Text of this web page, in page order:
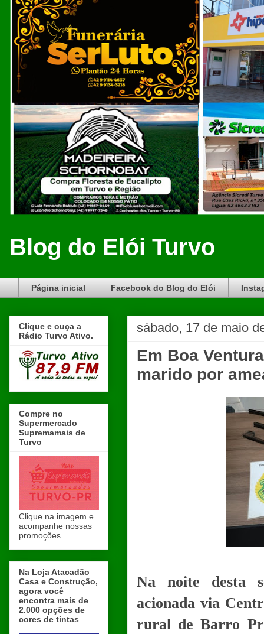
Blog do Elói Turvo
Página inicial Facebook do Blog do Elói
sábado, 17 de maio
Em Boa
marido por
Na noite desta
acionada via
rural de Barro
Clique e ouça a
Rádio Turvo Ativo.
Compre no
Supermercado
Supremamais de
Turvo
Clique na imagem e
acompanhe nossas
promoções...
Na Loja Atacadão
Casa e Construção,
agora você
encontra mais de
2.000 opções de
cores de tintas